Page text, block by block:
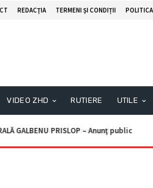
REDACŢIA TERMENI ȘI CONDIȚII
VIDEO ZHD RUTIERE UTILE
GALBENU PRISLOP – Anunţ public